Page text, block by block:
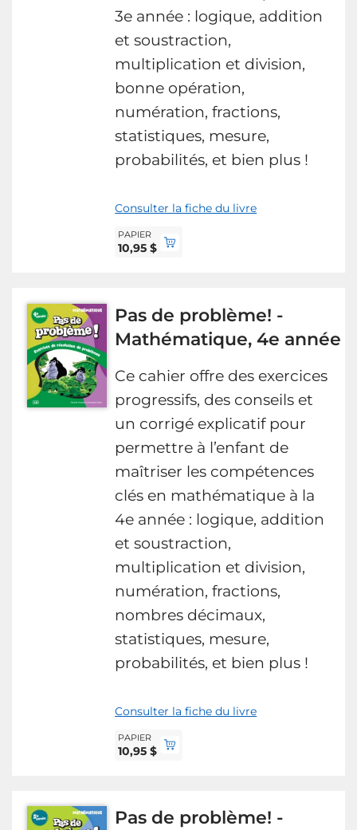
3e année : logique, addition
et soustraction,
multiplication et division,
bonne opération,
numération, fractions,
statistiques, mesure,
probabilités, et bien plus !
Consulter la fiche du livre
PAPIER
10,95 $
Pas de problème! -
Mathématique, 4e année
Ce cahier offre des exercices
progressifs, des conseils et
un corrigé explicatif pour
permettre à l’enfant de
maîtriser les compétences
clés en mathématique à la
4e année : logique, addition
et soustraction,
multiplication et division,
numération, fractions,
nombres décimaux,
statistiques, mesure,
probabilités, et bien plus !
Consulter la fiche du livre
PAPIER
10,95 $
Pas de problème! -